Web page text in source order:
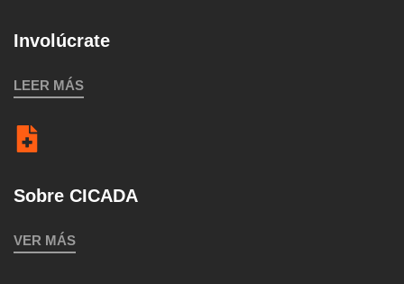
Involúcrate
LEER MÁS
Sobre CICADA
VER MÁS